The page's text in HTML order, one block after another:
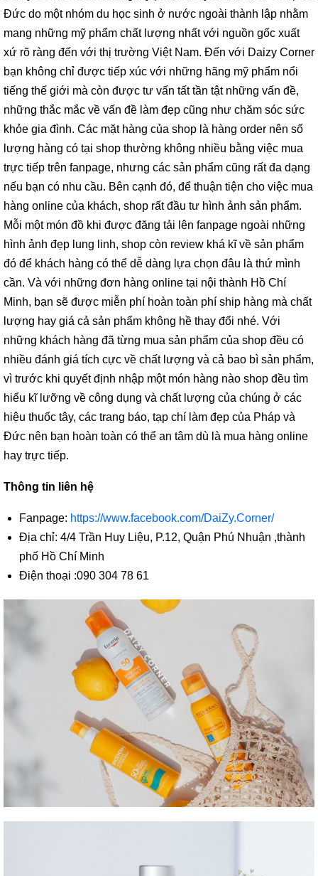
Đức do một nhóm du học sinh ở nước ngoài thành lập nhằm
mang những mỹ phẩm chất lượng nhất với nguồn gốc xuất
xứ rõ ràng đến với thị trường Việt Nam. Đến với Daizy Corner
bạn không chỉ được tiếp xúc với những hãng mỹ phẩm nổi
tiếng thế giới mà còn được tư vấn tất tần tật những vấn đề,
những thắc mắc về vấn đề làm đẹp cũng như chăm sóc sức
khỏe gia đình. Các mặt hàng của shop là hàng order nên số
lượng hàng có tại shop thường không nhiều bằng việc mua
trực tiếp trên fanpage, nhưng các sản phẩm cũng rất đa dạng
nếu bạn có nhu cầu. Bên cạnh đó, để thuận tiện cho việc mua
hàng online của khách, shop rất đầu tư hình ảnh sản phẩm.
Mỗi một món đồ khi được đăng tải lên fanpage ngoài những
hình ảnh đẹp lung linh, shop còn review khá kĩ về sản phẩm
đó để khách hàng có thể dễ dàng lựa chọn đâu là thứ mình
cần. Và với những đơn hàng online tại nội thành Hồ Chí
Minh, bạn sẽ được miễn phí hoàn toàn phí ship hàng mà chất
lượng hay giá cả sản phẩm không hề thay đổi nhé. Với
những khách hàng đã từng mua sản phẩm của shop đều có
nhiều đánh giá tích cực về chất lượng và cả bao bì sản phẩm,
vì trước khi quyết định nhập một món hàng nào shop đều tìm
hiểu kĩ lưỡng về công dụng và chất lượng của chúng ở các
hiệu thuốc tây, các trang báo, tạp chí làm đẹp của Pháp và
Đức nên bạn hoàn toàn có thể an tâm dù là mua hàng online
hay trực tiếp.
Thông tin liên hệ
Fanpage: https://www.facebook.com/DaiZy.Corner/
Địa chỉ: 4/4 Trần Huy Liệu, P.12, Quận Phú Nhuận ,thành
phố Hồ Chí Minh
Điện thoại :090 304 78 61